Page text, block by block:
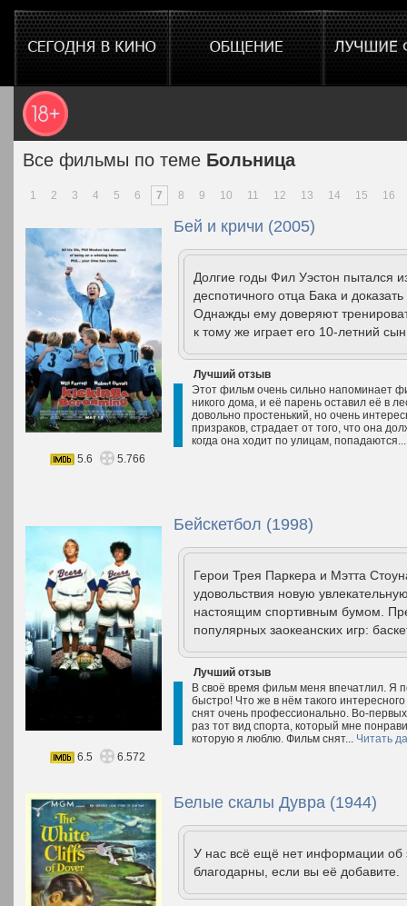
Все фильмы по теме Больница
1 2 3 4 5 6 7 8 9 10 11 12 13 14 15 16
Бей и кричи (2005)
Долгие годы Фил Уэстон пытался
деспотичного отца Бака и
Однажды ему доверяют
к тому же играет его 10-летний
Лучший отзыв
Этот фильм очень сильно напоминает
никого дома, и её парень оставил её в
довольно простенький, но очень
призраков, страдает от того, что она
когда она ходит по улицам,
5.6
5.766
Бейскетбол (1998)
Герои Трея Паркера и Мэтта
удовольствия новую
настоящим спортивным бумом.
популярных заокеанских игр:
Лучший отзыв
В своё время фильм меня впечатлил. Я
быстро! Что же в нём такого
снят очень профессионально. Во-
раз тот вид спорта, который мне
которую я люблю. Фильм снят... Читать
6.5
6.572
Белые скалы Дувра (1944)
У нас всё ещё нет информации
благодарны, если вы её добавите.